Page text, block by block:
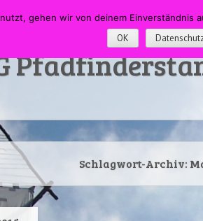
INFOS LINKS
Schlagwort-Archiv:
gehen wir von deinem
OK